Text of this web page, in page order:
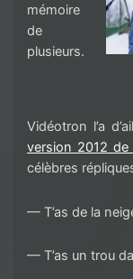
mémoire
de
plusieurs.
Vidéotron l’a
version 2012 de
célèbres
— T’as de la
— T’as un trou